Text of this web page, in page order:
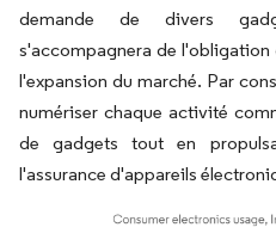
demande de divers
s'accompagnera de l'obligation
l'expansion du marché. Par
numériser chaque activité
de gadgets tout en
l'assurance d'appareils